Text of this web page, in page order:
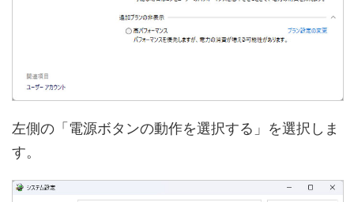
左側の「電源ボタンの動作を選択する」を選択しま
す。